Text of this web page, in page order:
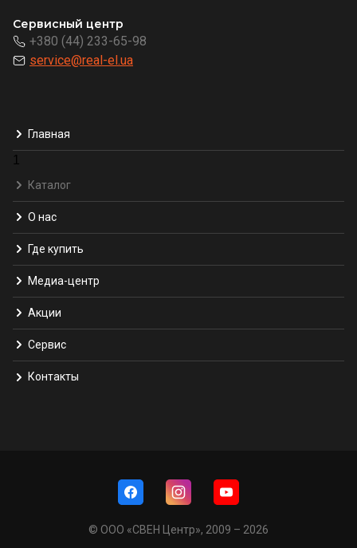
Сервисный центр
+380 (44) 233-65-98
service@real-el.ua
Главная
1
Каталог
О нас
Где купить
Медиа-центр
Акции
Сервис
Контакты
© ООО «СВЕН Центр», 2009 – 2026